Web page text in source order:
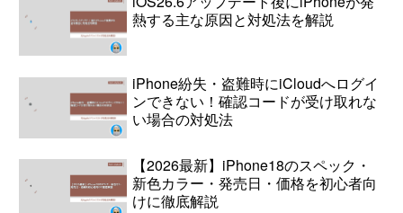
熱する主な原因と対処法を解説
iPhone紛失・盗難時にiCloudへログイ
ンできない！確認コードが受け取れな
い場合の対処法
【2026最新】iPhone18のスペック・
新色カラー・発売日・価格を初心者向
けに徹底解説